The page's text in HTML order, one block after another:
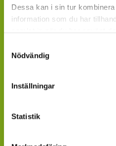
Dessa kan i sin tur
information som du har
Nödvändig
Inställningar
Statistik
BLOMSTERBUTIKER:
presenterar ett personligt
ÄR DU
Saknar du kontaktperson -
Får du ditt varuflöde via